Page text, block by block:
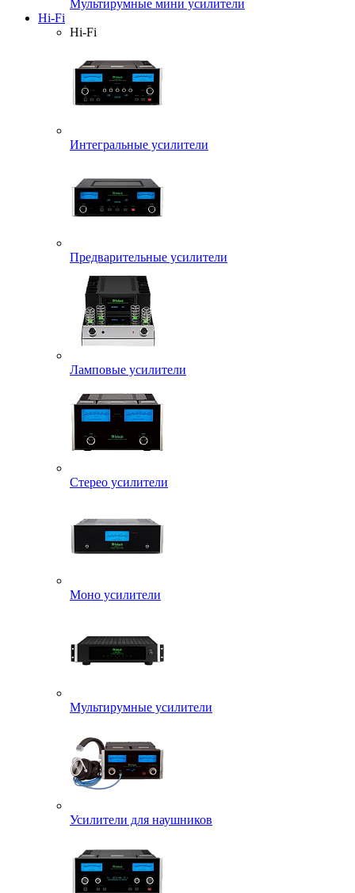
Мультирумные мини усилители
Hi-Fi
Hi-Fi
Интегральные усилители
Предварительные усилители
Ламповые усилители
Стерео усилители
Моно усилители
Мультирумные усилители
Усилители для наушников